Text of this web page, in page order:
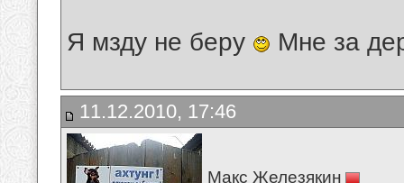
Я мзду не беру Мне за
11.12.2010, 17:46
Макс Железякин